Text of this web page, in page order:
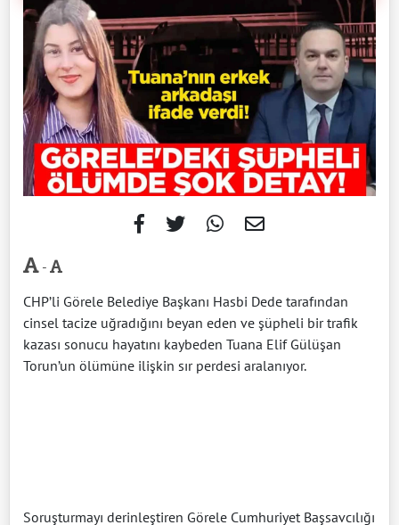
-
CHP’li Görele Belediye Başkanı Hasbi Dede tarafından
cinsel tacize uğradığını beyan eden ve şüpheli bir trafik
kazası sonucu hayatını kaybeden Tuana Elif Gülüşan
Torun’un ölümüne ilişkin sır perdesi aralanıyor.
Soruşturmayı derinleştiren Görele Cumhuriyet Başsavcılığı